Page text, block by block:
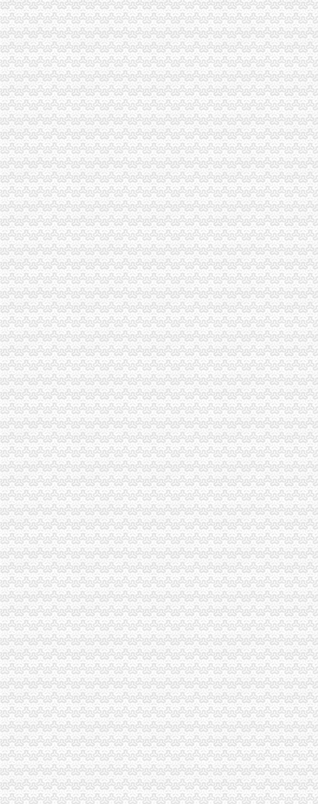
【重庆潼南县其他批发企业名录】_顺企网
重庆市万利来化工股份有限公司
【理财】_理财地址_理财电话_必途网
潼南东方光学眼镜技术研究所（个体经营）简介,地址,网站,联系方
【潼南县电动无气喷涂工具批发】_电动无气喷涂工具厂家_电动无气
【潼南县两江印刷厂工商信息】-阿土伯工商信息查询
北京到重庆潼南县物流公司直达潼南县物流-物流运输-中国五金商机网！
【重庆市潼南区金龙电器经营部工商信息】-阿土伯工商信息查询
红薯甘薯地瓜公司_红薯甘薯地瓜厂家_公司页-阿里巴巴
中国移动通信集团重庆有限公司潼南分公司-页
东莞到潼南县物流公司_志趣网
【58同城】重庆重庆周边潼南公司__公积金公司
深圳罗湖物流直达到兰州专线_云同盟
潼南工业园区：服务无小事_网易珠海房产频道
招聘护士,刘牙巴所
重庆市潼南区办公室关于印发潼南区进一步推动企业改制上市
【|潼南招聘信息】-潼南在线
香港又出现日本脑炎个案者目前况稳定-新闻频道-华龙网
竹笋名录_2017竹笋企业页大全_第2页_商务联盟网
【2017年潼南县线条世家建材经营部新招聘信息_电话_地址】-赶集网
平安保险公司潼南营业部
重庆洪华有限公司换发《品经营许可证》、《品经营质量管
【安贷客】_安贷客地址_安贷客电话_必途网
重庆市潼南县厂家_重庆市潼南县厂家/公司-阿里巴巴公司页
潼南县商铺装修报价_潼南县商铺装修报价清单
租售转让|重庆|重庆市_凤凰资讯
“潼南绿”为何惹人爱？-头条-潼南网
健能绿都_详细信息_腾讯房产
重庆凉风垭
【成都到重庆潼南县物流专线】成都市方赢物流有限公司-中国物通网
【《潼南县个人】{}【潼南县】{（）}【潼南县公司》】
重庆市潼南区志鑫林业发展有限公司
企业介绍-重庆市潼南区团结畜禽养殖专业合作社
重庆市潼南区书学府47个平方的房子装修和家具总共大概要多少钱呢
“潼南绿”为何惹人爱？跟随记者去-综合-潼南网
筹集20多万善款重庆潼南这群志愿者给先天无肛门女童新生(组图)_
上海到潼南搬家公司/专线物流-供应信息-环球经贸网
潼南县建辉建筑装饰工程有限公司报价单_重庆装修报价-装酷网
重庆市潼南区志鑫林业发展有限公司_阿里巴巴旺铺
约汇头条：[旭源农业：]生姜取得绿食品_搜狐健康_搜狐网
潼南县古溪镇双龙中学_互动百科
页_忠县忠州镇第四小学校后勤综合服务部
NP120-12冠（CHAMPION）蓄电池12V120AH批发价_配件耗材_
重庆市潼南电力公司三块石发电厂2017招聘信息_电话_地址-中华英才